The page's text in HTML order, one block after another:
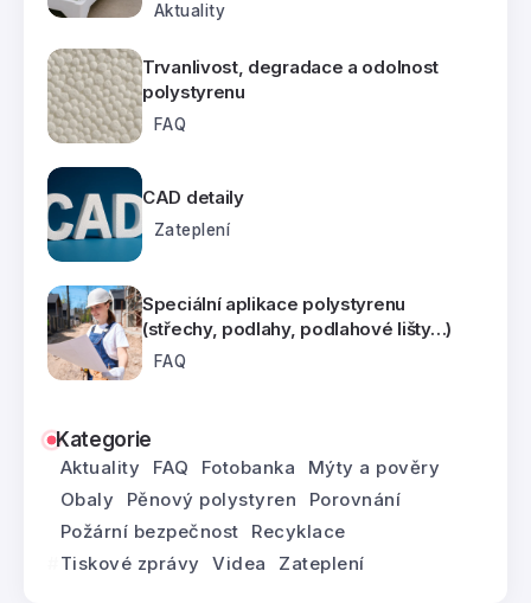
Aktuality
Trvanlivost, degradace a odolnost
polystyrenu
FAQ
CAD detaily
Zateplení
Speciální aplikace polystyrenu
(střechy, podlahy, podlahové lišty…)
FAQ
Kategorie
Aktuality FAQ Fotobanka
Mýty a pověry
Obaly
Pěnový polystyren
Porovnání
Požární bezpečnost
Recyklace
Tiskové zprávy
Videa Zateplení